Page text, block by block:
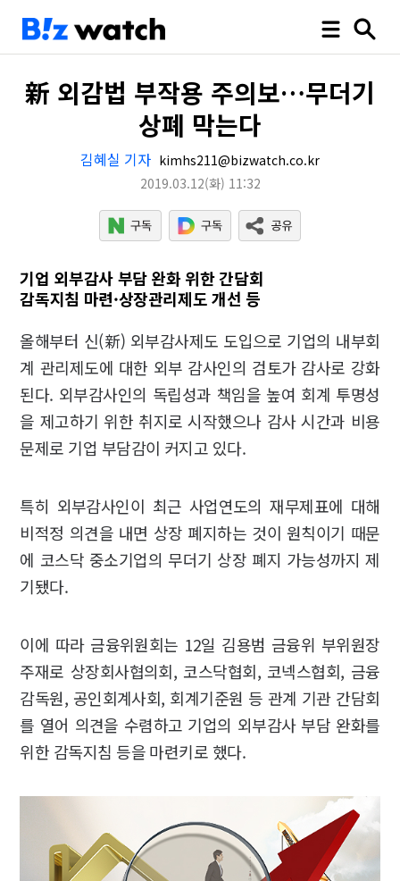
新 외감법 부작용 주의보…무더기
상폐 막는다
김혜실 기자 kimhs211@bizwatch.co.kr
2019.03.12(화) 11:32
기업 외부감사 부담 완화 위한 간담회
감독지침 마련·상장관리제도 개선 등
올해부터 신(新) 외부감사제도 도입으로 기업의 내부회
계 관리제도에 대한 외부 감사인의 검토가 감사로 강화
된다. 외부감사인의 독립성과 책임을 높여 회계 투명성
을 제고하기 위한 취지로 시작했으나 감사 시간과 비용
문제로 기업 부담감이 커지고 있다.
특히 외부감사인이 최근 사업연도의 재무제표에 대해
비적정 의견을 내면 상장 폐지하는 것이 원칙이기 때문
에 코스닥 중소기업의 무더기 상장 폐지 가능성까지 제
기됐다.
이에 따라 금융위원회는 12일 김용범 금융위 부위원장
주재로 상장회사협의회, 코스닥협회, 코넥스협회, 금융
감독원, 공인회계사회, 회계기준원 등 관계 기관 간담회
를 열어 의견을 수렴하고 기업의 외부감사 부담 완화를
위한 감독지침 등을 마련키로 했다.